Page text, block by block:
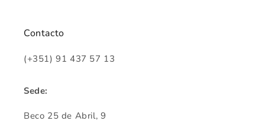
Contacto
(+351) 91 437 57 13
Sede:
Beco 25 de Abril, 9